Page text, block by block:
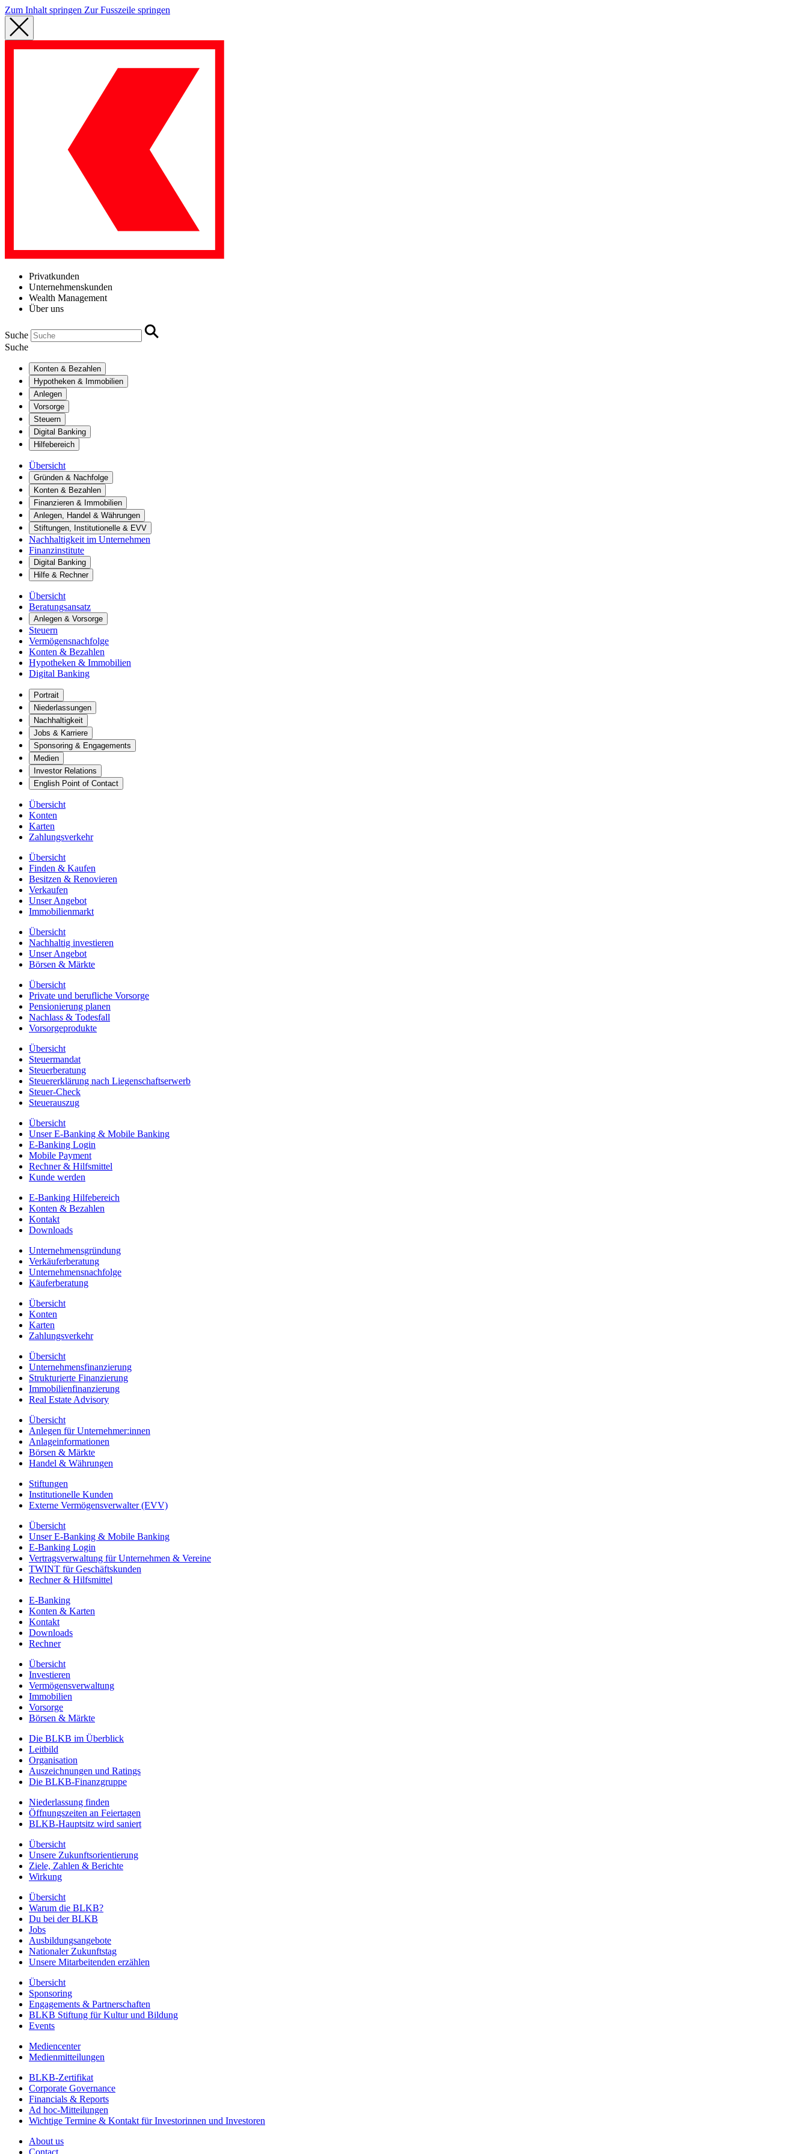
Zum Inhalt springen Zur Fusszeile springen
Privatkunden
Unternehmenskunden
Wealth Management
Über uns
Suche
Suche
Konten & Bezahlen
Hypotheken & Immobilien
Anlegen
Vorsorge
Steuern
Digital Banking
Hilfebereich
Übersicht
Gründen & Nachfolge
Konten & Bezahlen
Finanzieren & Immobilien
Anlegen, Handel & Währungen
Stiftungen, Institutionelle & EVV
Nachhaltigkeit im Unternehmen
Finanzinstitute
Digital Banking
Hilfe & Rechner
Übersicht
Beratungsansatz
Anlegen & Vorsorge
Steuern
Vermögensnachfolge
Konten & Bezahlen
Hypotheken & Immobilien
Digital Banking
Portrait
Niederlassungen
Nachhaltigkeit
Jobs & Karriere
Sponsoring & Engagements
Medien
Investor Relations
English Point of Contact
Übersicht
Konten
Karten
Zahlungsverkehr
Übersicht
Finden & Kaufen
Besitzen & Renovieren
Verkaufen
Unser Angebot
Immobilienmarkt
Übersicht
Nachhaltig investieren
Unser Angebot
Börsen & Märkte
Übersicht
Private und berufliche Vorsorge
Pensionierung planen
Nachlass & Todesfall
Vorsorgeprodukte
Übersicht
Steuermandat
Steuerberatung
Steuererklärung nach Liegenschaftserwerb
Steuer-Check
Steuerauszug
Übersicht
Unser E-Banking & Mobile Banking
E-Banking Login
Mobile Payment
Rechner & Hilfsmittel
Kunde werden
E-Banking Hilfebereich
Konten & Bezahlen
Kontakt
Downloads
Unternehmensgründung
Verkäuferberatung
Unternehmensnachfolge
Käuferberatung
Übersicht
Konten
Karten
Zahlungsverkehr
Übersicht
Unternehmensfinanzierung
Strukturierte Finanzierung
Immobilienfinanzierung
Real Estate Advisory
Übersicht
Anlegen für Unternehmer:innen
Anlageinformationen
Börsen & Märkte
Handel & Währungen
Stiftungen
Institutionelle Kunden
Externe Vermögensverwalter (EVV)
Übersicht
Unser E-Banking & Mobile Banking
E-Banking Login
Vertragsverwaltung für Unternehmen & Vereine
TWINT für Geschäftskunden
Rechner & Hilfsmittel
E-Banking
Konten & Karten
Kontakt
Downloads
Rechner
Übersicht
Investieren
Vermögensverwaltung
Immobilien
Vorsorge
Börsen & Märkte
Die BLKB im Überblick
Leitbild
Organisation
Auszeichnungen und Ratings
Die BLKB-Finanzgruppe
Niederlassung finden
Öffnungszeiten an Feiertagen
BLKB-Hauptsitz wird saniert
Übersicht
Unsere Zukunftsorientierung
Ziele, Zahlen & Berichte
Wirkung
Übersicht
Warum die BLKB?
Du bei der BLKB
Jobs
Ausbildungsangebote
Nationaler Zukunftstag
Unsere Mitarbeitenden erzählen
Übersicht
Sponsoring
Engagements & Partnerschaften
BLKB Stiftung für Kultur und Bildung
Events
Mediencenter
Medienmitteilungen
BLKB-Zertifikat
Corporate Governance
Financials & Reports
Ad hoc-Mitteilungen
Wichtige Termine & Kontakt für Investorinnen und Investoren
About us